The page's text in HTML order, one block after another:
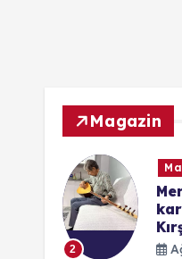
Magazin
2